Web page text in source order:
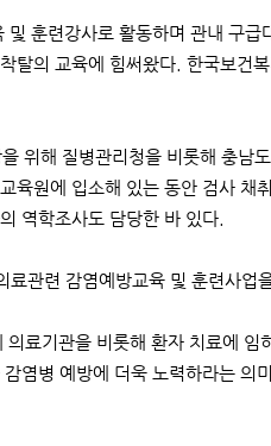
훈련강사로 활동하며 관내 구
탈의 교육에 힘써왔다. 한국보건
위해 질병관리청을 비롯해 충
육원에 입소해 있는 동안 검사
역학조사도 담당한 바 있다.
관련 감염예방교육 및 훈련사업
료기관을 비롯해 환자 치료에
염병 예방에 더욱 노력하라는 의